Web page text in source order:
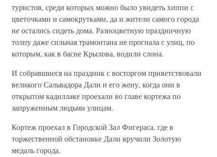
туристов, среди которых можно было увидеть хиппи с
цветочками и самокрутками, да и жители самого города
не остались сидеть дома. Разноцветную праздничную
толпу даже сильная трамонтана не прогнала с улиц, по
которым, как в басне Крылова, водили слона.
И собравшиеся на праздник с восторгом приветствовали
великого Сальвадора Дали и его жену, когда они в
открытом кадиллаке проехали во главе кортежа по
запруженным людьми улицам.
Кортеж проехал в Городской Зал Фигераса, где в
торжественной обстановке Дали вручили Золотую
медаль города.